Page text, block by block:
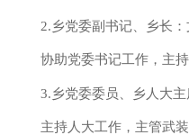
2.乡党委副书记、乡长
协助党委书记工作，主
3.乡党委委员、乡人大
主持人大工作，主管武